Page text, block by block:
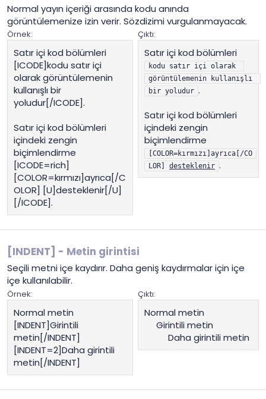
Normal yayın içeriği arasında kodu anında
görüntülemenize izin verir. Sözdizimi vurgulanmayacak.
Örnek:
Satır içi kod bölümleri
[ICODE]kodu satır içi
olarak görüntülemenin
kullanışlı bir
yoludur[/ICODE].
Satır içi kod bölümleri
içindeki zengin
biçimlendirme
[ICODE=rich]
[COLOR=kırmızı]ayrıca[/C
OLOR] [U]desteklenir[/U]
[/ICODE].
Çıktı:
Satır içi kod bölümleri
kodu satır içi olarak
görüntülemenin kullanışlı
bir yoludur .
Satır içi kod bölümleri
içindeki zengin
biçimlendirme
[COLOR=kırmızı]ayrıca[/CO
LOR] desteklenir .
[INDENT] - Metin girintisi
Seçili metni içe kaydırır. Daha geniş kaydırmalar için içe
içe kullanılabilir.
Örnek:
Normal metin
[INDENT]Girintili
metin[/INDENT]
[INDENT=2]Daha girintili
metin[/INDENT]
Çıktı:
Normal metin
Girintili metin​
Daha girintili metin​